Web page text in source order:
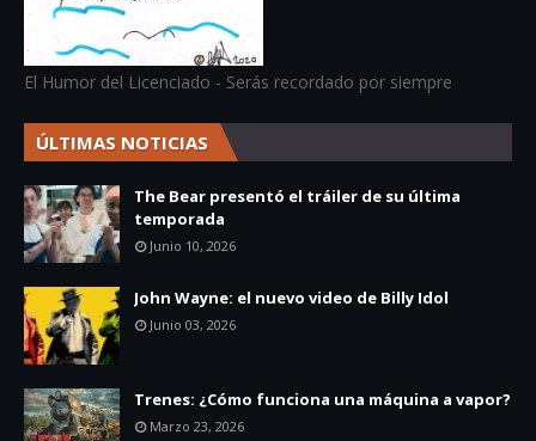
El Humor del Licenciado - Serás recordado por siempre
ÚLTIMAS NOTICIAS
The Bear presentó el tráiler de su última
temporada
Junio 10, 2026
John Wayne: el nuevo video de Billy Idol
Junio 03, 2026
Trenes: ¿Cómo funciona una máquina a vapor?
Marzo 23, 2026